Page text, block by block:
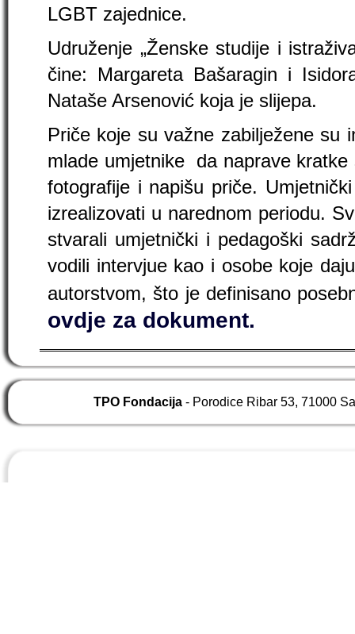
LGBT zajednice.
Udruženje „Ženske studije i
čine: Margareta Bašaragin i
Nataše Arsenović koja je slijepa.
Priče koje su važne zabilježene su
mlade umjetnike da naprave
fotografije i napišu priče.
izrealizovati u narednom periodu.
stvarali umjetnički i pedagoški
vodili intervjue kao i osobe koje
autorstvom, što je definisano
ovdje za dokument.
TPO Fondacija - Porodice Ribar 53, 71000